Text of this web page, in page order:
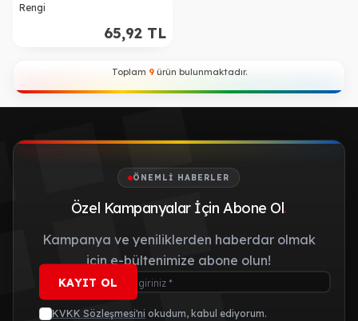
Rengi
65,92 TL
Toplam 9ürün bulunmaktadır.
ÖNEMLI HABERLER
Özel Kampanyalar İçin Abone Ol.
Kampanya ve yeniliklerden haberdar olmak
için e-bültenimize abone olun!
KAYIT OL
KVKK Sözleşmesi'ni okudum, kabul ediyorum.